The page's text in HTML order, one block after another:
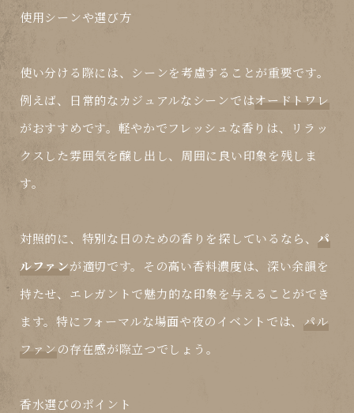
使用シーンや選び方
使い分ける際には、シーンを考慮することが重要です。
例えば、日常的なカジュアルなシーンではオードトワレ
がおすすめです。軽やかでフレッシュな香りは、リラッ
クスした雰囲気を醸し出し、周囲に良い印象を残しま
す。
対照的に、特別な日のための香りを探しているなら、 パ
ルファンが適切です。その高い香料濃度は、深い余韻を
持たせ、エレガントで魅力的な印象を与えることができ
ます。特にフォーマルな場面や夜のイベントでは、 パル
ファンの存在感が際立つでしょう。
香水選びのポイント